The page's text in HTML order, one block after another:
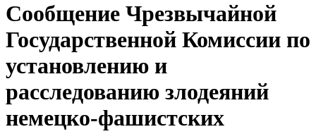
Сообщение Чрезвычайной
Государственной Комиссии по
установлению и
расследованию злодеяний
немецко-фашистских